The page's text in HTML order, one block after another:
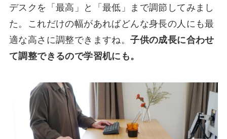
デスクを「最高」と「最低」まで調節してみまし
た。これだけの幅があればどんな身長の人にも最
適な高さに調整できますね。子供の成長に合わせ
て調整できるので学習机にも。